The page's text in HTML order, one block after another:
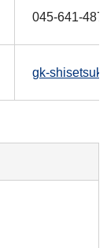
045-641-
gk-